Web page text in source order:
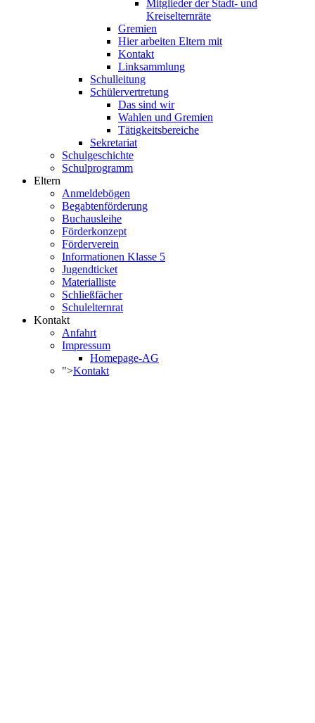
Mitglieder der Stadt- und
Kreiselternräte
Gremien
Hier arbeiten Eltern mit
Kontakt
Linksammlung
Schulleitung
Schülervertretung
Das sind wir
Wahlen und Gremien
Tätigkeitsbereiche
Sekretariat
Schulgeschichte
Schulprogramm
Eltern
Anmeldebögen
Begabtenförderung
Buchausleihe
Förderkonzept
Förderverein
Informationen Klasse 5
Jugendticket
Materialliste
Schließfächer
Schulelternrat
Kontakt
Anfahrt
Impressum
Homepage-AG
">Kontakt